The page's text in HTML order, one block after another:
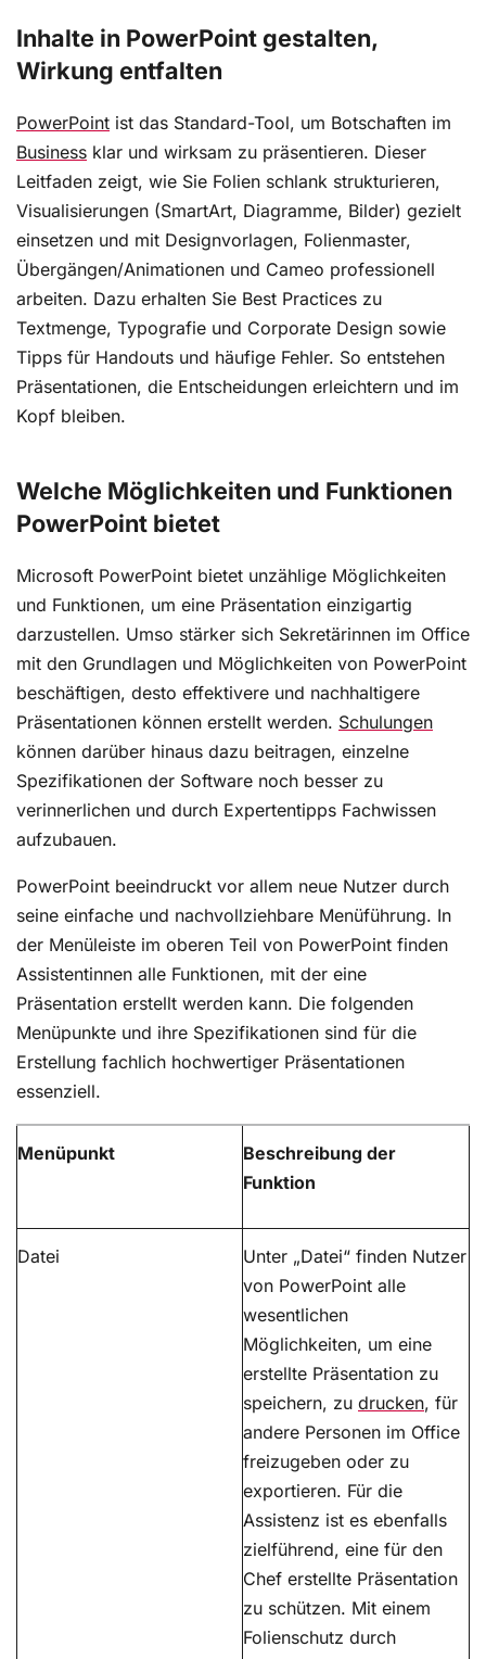
Inhalte in PowerPoint gestalten,
Wirkung entfalten
PowerPoint ist das Standard-Tool, um Botschaften im
Business klar und wirksam zu präsentieren. Dieser
Leitfaden zeigt, wie Sie Folien schlank strukturieren,
Visualisierungen (SmartArt, Diagramme, Bilder) gezielt
einsetzen und mit Designvorlagen, Folienmaster,
Übergängen/Animationen und Cameo professionell
arbeiten. Dazu erhalten Sie Best Practices zu
Textmenge, Typografie und Corporate Design sowie
Tipps für Handouts und häufige Fehler. So entstehen
Präsentationen, die Entscheidungen erleichtern und im
Kopf bleiben.
Welche Möglichkeiten und Funktionen
PowerPoint bietet
Microsoft PowerPoint bietet unzählige Möglichkeiten
und Funktionen, um eine Präsentation einzigartig
darzustellen. Umso stärker sich Sekretärinnen im Office
mit den Grundlagen und Möglichkeiten von PowerPoint
beschäftigen, desto effektivere und nachhaltigere
Präsentationen können erstellt werden. Schulungen
können darüber hinaus dazu beitragen, einzelne
Spezifikationen der Software noch besser zu
verinnerlichen und durch Expertentipps Fachwissen
aufzubauen.
PowerPoint beeindruckt vor allem neue Nutzer durch
seine einfache und nachvollziehbare Menüführung. In
der Menüleiste im oberen Teil von PowerPoint finden
Assistentinnen alle Funktionen, mit der eine
Präsentation erstellt werden kann. Die folgenden
Menüpunkte und ihre Spezifikationen sind für die
Erstellung fachlich hochwertiger Präsentationen
essenziell.
Menüpunkt
Beschreibung der
Funktion
Datei
Unter „Datei“ finden Nutzer
von PowerPoint alle
wesentlichen
Möglichkeiten, um eine
erstellte Präsentation zu
speichern, zu drucken, für
andere Personen im Office
freizugeben oder zu
exportieren. Für die
Assistenz ist es ebenfalls
zielführend, eine für den
Chef erstellte Präsentation
zu schützen. Mit einem
Folienschutz durch